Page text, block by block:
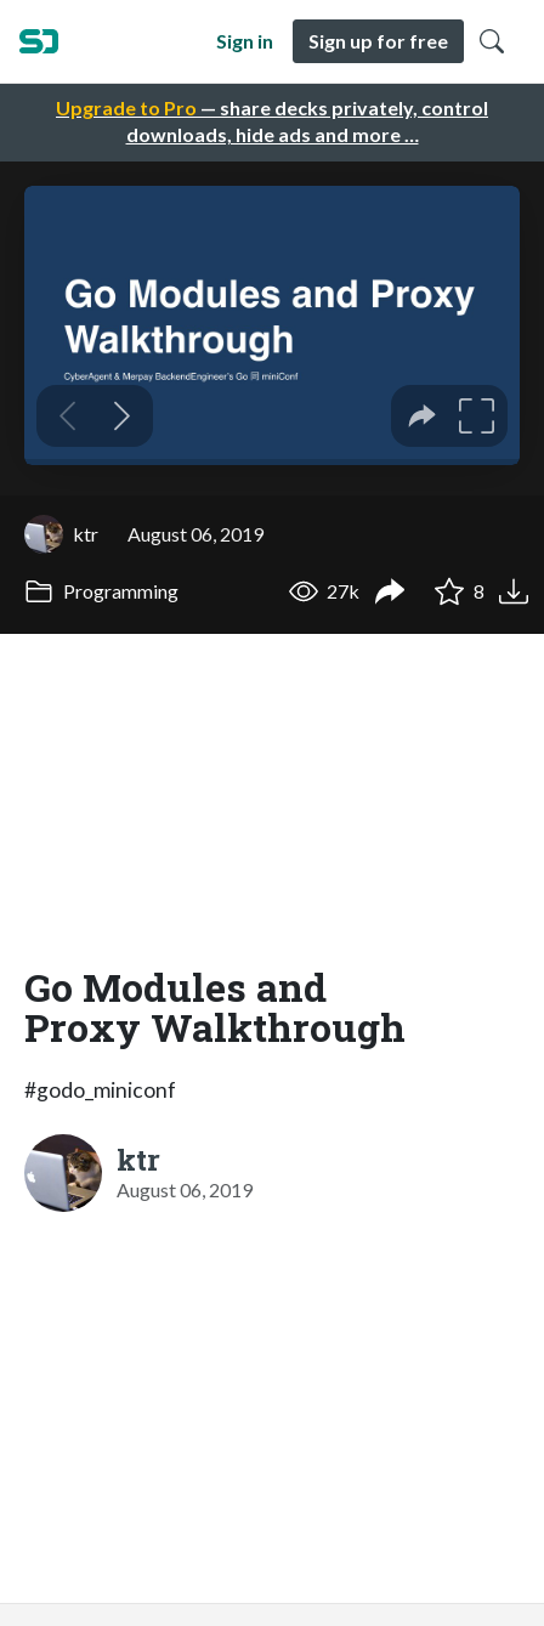
Upgrade to Pro — share decks privately, control
downloads, hide ads and more …
Sign in Sign up for free
ktr August 06, 2019
Programming 27k 8
Go Modules and
Proxy Walkthrough
#godo_miniconf
ktr
August 06, 2019